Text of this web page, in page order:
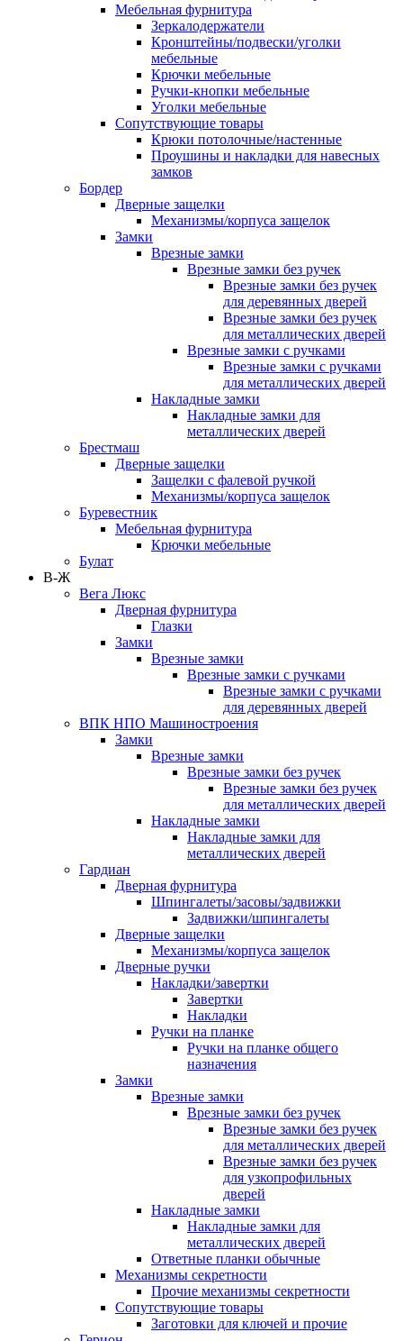
Мебельная фурнитура
Зеркалодержатели
Кронштейны/подвески/уголки
мебельные
Крючки мебельные
Ручки-кнопки мебельные
Уголки мебельные
Сопутствующие товары
Крюки потолочные/настенные
Проушины и накладки для навесных
замков
Бордер
Дверные защелки
Механизмы/корпуса защелок
Замки
Врезные замки
Врезные замки без ручек
Врезные замки без ручек
для деревянных дверей
Врезные замки без ручек
для металлических дверей
Врезные замки с ручками
Врезные замки с ручками
для металлических дверей
Накладные замки
Накладные замки для
металлических дверей
Брестмаш
Дверные защелки
Защелки с фалевой ручкой
Механизмы/корпуса защелок
Буревестник
Мебельная фурнитура
Крючки мебельные
Булат
В-Ж
Вега Люкс
Дверная фурнитура
Глазки
Замки
Врезные замки
Врезные замки с ручками
Врезные замки с ручками
для деревянных дверей
ВПК НПО Машиностроения
Замки
Врезные замки
Врезные замки без ручек
Врезные замки без ручек
для металлических дверей
Накладные замки
Накладные замки для
металлических дверей
Гардиан
Дверная фурнитура
Шпингалеты/засовы/задвижки
Задвижки/шпингалеты
Дверные защелки
Механизмы/корпуса защелок
Дверные ручки
Накладки/завертки
Завертки
Накладки
Ручки на планке
Ручки на планке общего
назначения
Замки
Врезные замки
Врезные замки без ручек
Врезные замки без ручек
для металлических дверей
Врезные замки без ручек
для узкопрофильных
дверей
Накладные замки
Накладные замки для
металлических дверей
Ответные планки обычные
Механизмы секретности
Прочие механизмы секретности
Сопутствующие товары
Заготовки для ключей и прочие